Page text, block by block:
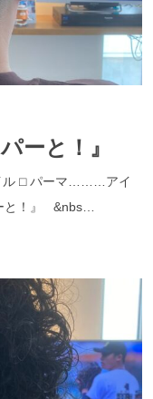
ーと！』
⬜︎ パーマ………アイ
と！』 &nbs…